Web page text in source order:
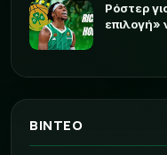
Ρόστερ
επιλογή»
ΒΙΝΤΕΟ